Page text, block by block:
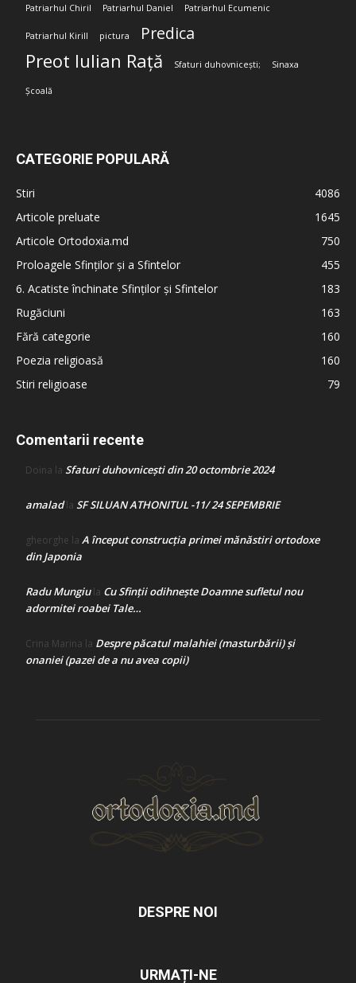
Patriarhul Chiril Patriarhul Daniel Patriarhul Ecumenic
Patriarhul Kirill pictura Predica
Preot Iulian Rață Sfaturi duhovnicești; Sinaxa
Școală
CATEGORIE POPULARĂ
Stiri
4086
Articole preluate
1645
Articole Ortodoxia.md
750
Proloagele Sfinților și a Sfintelor
455
6. Acatiste închinate Sfinților și Sfintelor
183
Rugăciuni
163
Fără categorie
160
Poezia religioasă
160
Stiri religioase
79
Comentarii recente
Doina la Sfaturi duhovnicești din 20 octombrie 2024
amaladla SF SILUAN ATHONITUL -11/ 24 SEPEMBRIE
gheorghe la A început construcţia primei mănăstiri ortodoxe
din Japonia
Radu Mungiula Cu Sfinții odihnește Doamne sufletul nou
adormitei roabei Tale…
Crina Marina la Despre păcatul malahiei (masturbării) şi
onaniei (pazei de a nu avea copii)
DESPRE NOI
URMAȚI-NE